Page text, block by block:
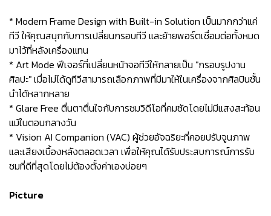
* Modern Frame Design with Built-in Solution เป็นมากกว่าแค่
ทีวี ให้คุณสนุกกับการเปลี่ยนกรอบทีวี และย้ายพอร์ตเชื่อมต่อทั้งหมด
มาไว้ที่หลังเครื่องแทน
* Art Mode ฟีเจอร์ที่เปลี่ยนหน้าจอทีวีให้กลายเป็น "กรอบรูปงาน
ศิลปะ" เมื่อไม่ได้ดูทีวีสามารถเลือกภาพที่มีมาให้ในเครื่องจากศิลปินชั้น
นำได้หลากหลาย
* Glare Free ตื่นตาตื่นใจกับการชมวิดีโอที่คมชัดโดยไม่มีแสงสะท้อน
แม้ในตอนกลางวัน
* Vision AI Companion (VAC) ผู้ช่วยอัจฉริยะที่คอยปรับจูนภาพ
และเสียงเบื้องหลังตลอดเวลา เพื่อให้คุณได้รับประสบการณ์การรับ
ชมที่ดีที่สุดโดยไม่ต้องตั้งค่าเองบ่อยๆ
Picture